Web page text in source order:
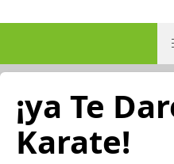
¡ya Te
Karate!